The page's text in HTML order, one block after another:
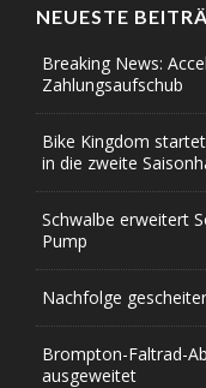
NEUESTE
Breaking News:
Zahlungsaufschub
Bike Kingdom
in die zweite
Schwalbe erweitert
Pump
Nachfolge
Brompton-Faltrad-
ausgeweitet